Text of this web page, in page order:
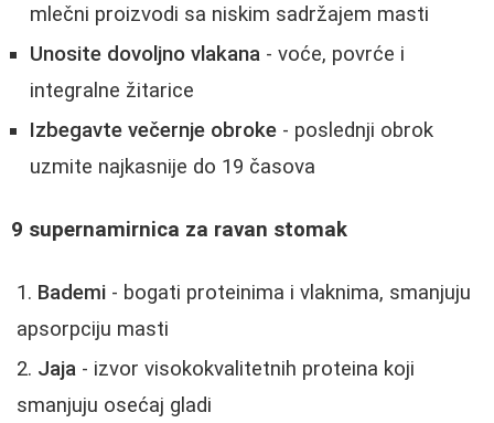
mlečni proizvodi sa niskim sadržajem masti
Unosite dovoljno vlakana - voće, povrće i
integralne žitarice
Izbegavte večernje obroke - poslednji obrok
uzmite najkasnije do 19 časova
9 supernamirnica za ravan stomak
Bademi - bogati proteinima i vlaknima, smanjuju
apsorpciju masti
Jaja - izvor visokokvalitetnih proteina koji
smanjuju osećaj gladi